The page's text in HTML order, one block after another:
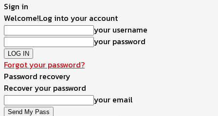
Sign in
Welcome!Log into your account
your username
your password
Forgot your password?
Password recovery
Recover your password
your email